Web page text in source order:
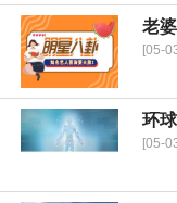
老
[05-
环
[05-